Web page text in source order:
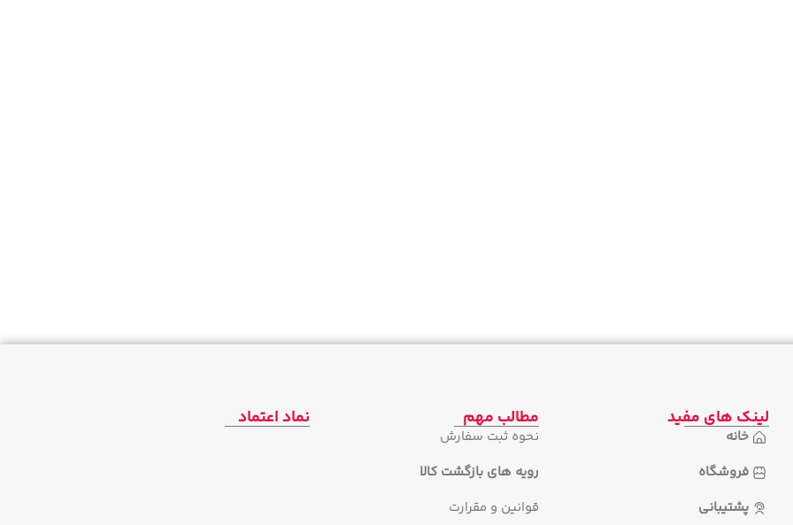
لینک های مفید
خانه
فروشگاه
پشتیبانی
مطالب مهم
نحوه ثبت سفارش
رویه های بازگشت کالا
قوانین و مقرارت
نماد اعتماد